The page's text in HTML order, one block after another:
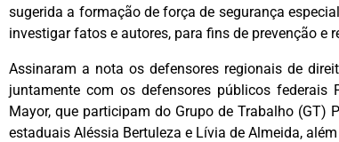
sugerida a formação de força de segurança
investigar fatos e autores, para fins de prevenção e
Assinaram a nota os defensores regionais de
juntamente com os defensores públicos federais
Mayor, que participam do Grupo de Trabalho (GT)
estaduais Aléssia Bertuleza e Lívia de Almeida,